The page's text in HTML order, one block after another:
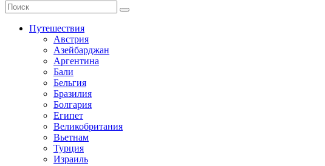
Путешествия
Австрия
Азейбарджан
Аргентина
Бали
Бельгия
Бразилия
Болгария
Египет
Великобритания
Вьетнам
Турция
Израиль